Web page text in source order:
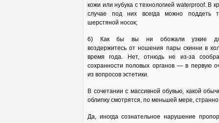
кожи или нубука с технологией waterproof. В
случае под них всегда можно поддеть
шерстяной носок;
6) Как бы вы ни обожали узкие
воздержитесь от ношения пары скинни в
время года. Нет, отнюдь не из-за
сохранности половых органов — в первую
из вопросов эстетики.
В сочетании с массивной обувью, какой
облипку смотрятся, по меньшей мере,
Да, иногда сознательное нарушение